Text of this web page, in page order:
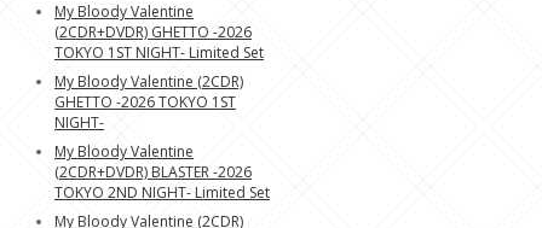
My Bloody Valentine
(2CDR+DVDR) GHETTO -2026
TOKYO 1ST NIGHT- Limited Set
My Bloody Valentine (2CDR)
GHETTO -2026 TOKYO 1ST
NIGHT-
My Bloody Valentine
(2CDR+DVDR) BLASTER -2026
TOKYO 2ND NIGHT- Limited Set
My Bloody Valentine (2CDR)